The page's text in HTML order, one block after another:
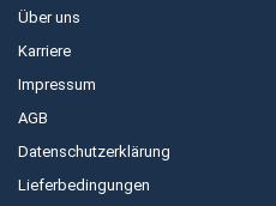
Über uns
Karriere
Impressum
AGB
Datenschutzerklärung
Lieferbedingungen